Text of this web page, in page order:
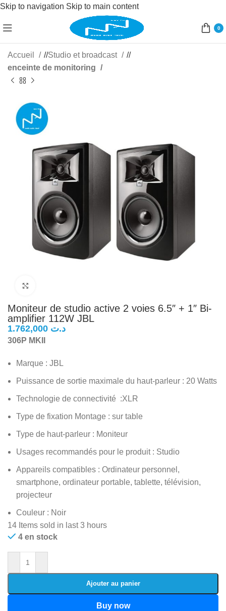
Skip to navigation Skip to main content
0
Accueil / Studio et broadcast
/
enceinte de monitoring
Moniteur de studio active 2 voies 6.5″ + 1″ Bi-
amplifier 112W JBL
د.ت
306P MKII
Marque : JBL
Puissance de sortie maximale du haut-parleur : 20 Watts
Technologie de connectivité :XLR
Type de fixation Montage : sur table
Type de haut-parleur : Moniteur
Usages recommandés pour le produit : Studio
Appareils compatibles : Ordinateur personnel,
smartphone, ordinateur portable, tablette, télévision,
projecteur
Couleur : Noir
14 Items sold in last 3 hours
4 en stock
Ajouter au panier
Buy now